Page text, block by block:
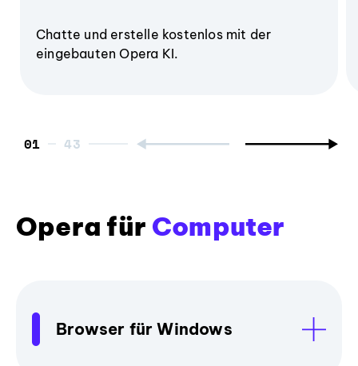
Chatte und erstelle kostenlos mit der
eingebauten Opera KI.
01
Opera für Computer
Browser für Windows